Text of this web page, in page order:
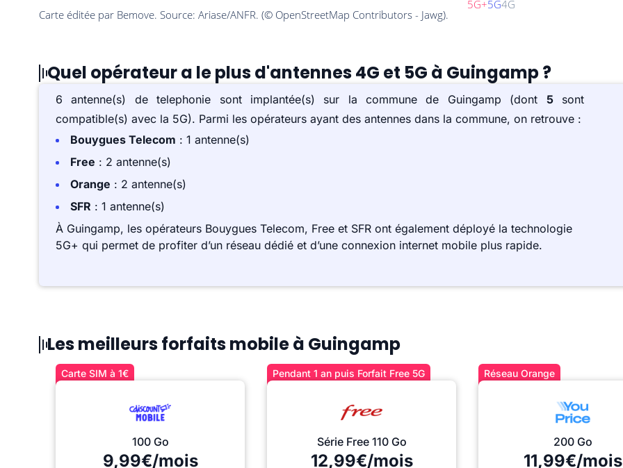
Quel opérateur a le plus d'antennes 4G et 5G à Guingamp ?
6 antenne(s) de telephonie sont implantée(s) sur la commune de Guingamp (dont 5sont
compatible(s) avec la 5G). Parmi les opérateurs ayant des antennes dans la commune, on retrouve :
Bouygues Telecom : 1 antenne(s)
Free : 2 antenne(s)
Orange : 2 antenne(s)
SFR : 1 antenne(s)
À Guingamp, les opérateurs Bouygues Telecom, Free et SFR ont également déployé la technologie
5G+ qui permet de profiter d’un réseau dédié et d’une connexion internet mobile plus rapide.
Les meilleurs forfaits mobile à Guingamp
Carte SIM à 1€
100 Go
9,99€/mois
Pendant 1 an puis Forfait Free 5G
Série Free 110 Go
12,99€/mois
Réseau Orange
200 Go
11,99€/mois